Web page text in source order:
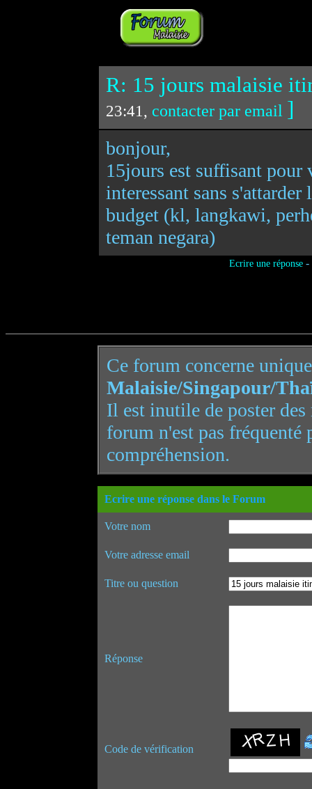
R: 15 jours malaisie
23:41, contacter par email ]
bonjour,
15jours est suffisant
interessant sans
budget (kl, langkawi,
teman negara)
Ecrire une réponse-
Ce forum concerne
Malaisie/Singapour/
Il est inutile de poster
forum n'est pas
compréhension.
Ecrire une réponse dans le Forum
Votre nom
Votre adresse email
Titre ou question
Réponse
Code de vérification